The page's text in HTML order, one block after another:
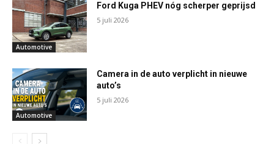
Automotive
Ford Kuga PHEV nóg scherper geprijsd
5 juli 2026
Automotive
Camera in de auto verplicht in nieuwe
auto’s
5 juli 2026